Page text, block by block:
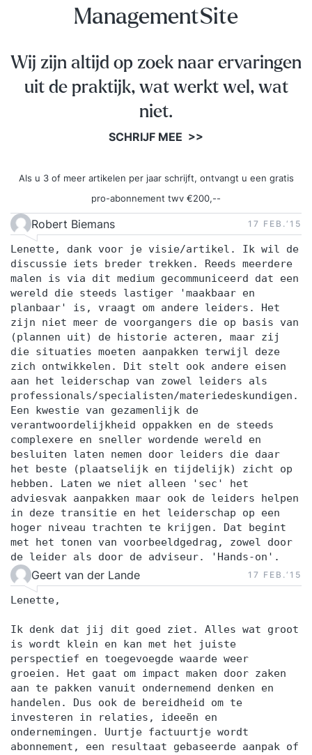
ManagementSite
Wij zijn altijd op zoek naar ervaringen
uit de praktijk, wat werkt wel, wat
niet.
SCHRIJF MEE >>
Als u 3 of meer artikelen per jaar schrijft, ontvangt u een gratis
pro-abonnement twv €200,--
Robert Biemans 17 FEB.‘15
Lenette, dank voor je visie/artikel. Ik wil de
discussie iets breder trekken. Reeds meerdere
malen is via dit medium gecommuniceerd dat een
wereld die steeds lastiger 'maakbaar en
planbaar' is, vraagt om andere leiders. Het
zijn niet meer de voorgangers die op basis van
(plannen uit) de historie acteren, maar zij
die situaties moeten aanpakken terwijl deze
zich ontwikkelen. Dit stelt ook andere eisen
aan het leiderschap van zowel leiders als
professionals/specialisten/materiedeskundigen.
Een kwestie van gezamenlijk de
verantwoordelijkheid oppakken en de steeds
complexere en sneller wordende wereld en
besluiten laten nemen door leiders die daar
het beste (plaatselijk en tijdelijk) zicht op
hebben. Laten we niet alleen 'sec' het
adviesvak aanpakken maar ook de leiders helpen
in deze transitie en het leiderschap op een
hoger niveau trachten te krijgen. Dat begint
met het tonen van voorbeeldgedrag, zowel door
de leider als door de adviseur. 'Hands-on'.
Geert van der Lande 17 FEB.‘15
Lenette,
Ik denk dat jij dit goed ziet. Alles wat groot
is wordt klein en kan met het juiste
perspectief en toegevoegde waarde weer
groeien. Het gaat om impact maken door zaken
aan te pakken vanuit ondernemend denken en
handelen. Dus ook de bereidheid om te
investeren in relaties, ideeën en
ondernemingen. Uurtje factuurtje wordt
abonnement, een resultaat gebaseerde aanpak of